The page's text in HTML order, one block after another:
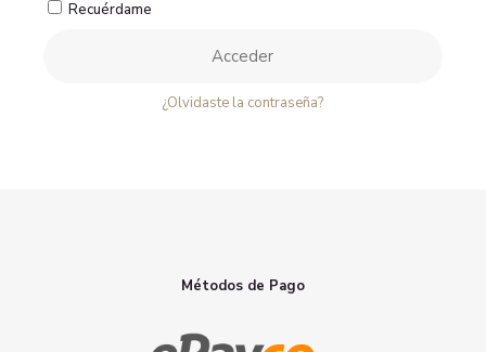
Recuérdame
Acceder
¿Olvidaste la contraseña?
Métodos de Pago